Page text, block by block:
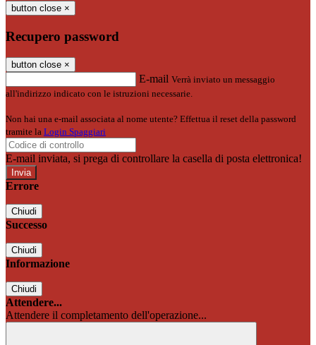
button close ×
Recupero password
button close ×
E-mail Verrà inviato un messaggio
all'indirizzo indicato con le istruzioni necessarie.
Non hai una e-mail associata al nome utente? Effettua il reset della password
tramite la Login Spaggiari
E-mail inviata, si prega di controllare la casella di posta elettronica!
Errore
Chiudi
Successo
Chiudi
Informazione
Chiudi
Attendere...
Attendere il completamento dell'operazione...